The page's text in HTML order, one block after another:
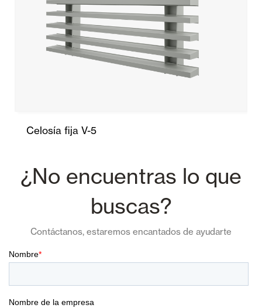
Celosía fija V-5
¿No encuentras lo que
buscas?
Contáctanos, estaremos encantados de ayudarte